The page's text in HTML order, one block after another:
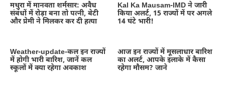
मथुरा में मानवता शर्मसार: अवैध
संबंधों में रोड़ा बना तो पत्नी, बेटी
और प्रेमी ने मिलकर कर दी हत्या
Kal Ka Mausam-IMD ने जारी
किया अलर्ट, 15 राज्यों में पर अगले
14 घंटे भारी!
Weather-update-कल इन राज्यों
में होगी भारी बारिश, जानें कल
स्कूलों में क्या रहेगा अवकाश
आज इन राज्यों में मूसलाधार बारिश
का अलर्ट, आपके इलाके में कैसा
रहेगा मौसम? जाने